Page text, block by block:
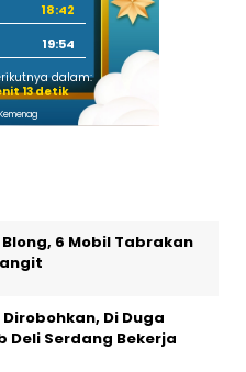
18:42
19:54
dalam:
12 detik
6 Mobil Tabrakan
Di Duga
Deli Serdang Bekerja